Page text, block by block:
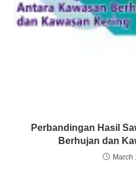
Perbandingan Hasil
Berhujan dan
March